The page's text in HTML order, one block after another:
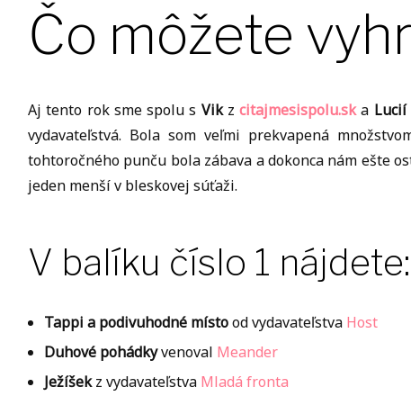
Čo môžete
Aj tento rok sme spolu s Vikz citajmesispolu.ska Lucií
vydavateľstvá. Bola som veľmi prekvapená
tohtoročného punču bola zábava a dokonca nám ešte
jeden menší v bleskovej súťaži.
V balíku číslo 1 nájdete:
Tappi a podivuhodné místood vydavateľstva Host
Duhové pohádkyvenoval Meander
Ježíšekz vydavateľstva Mladá fronta